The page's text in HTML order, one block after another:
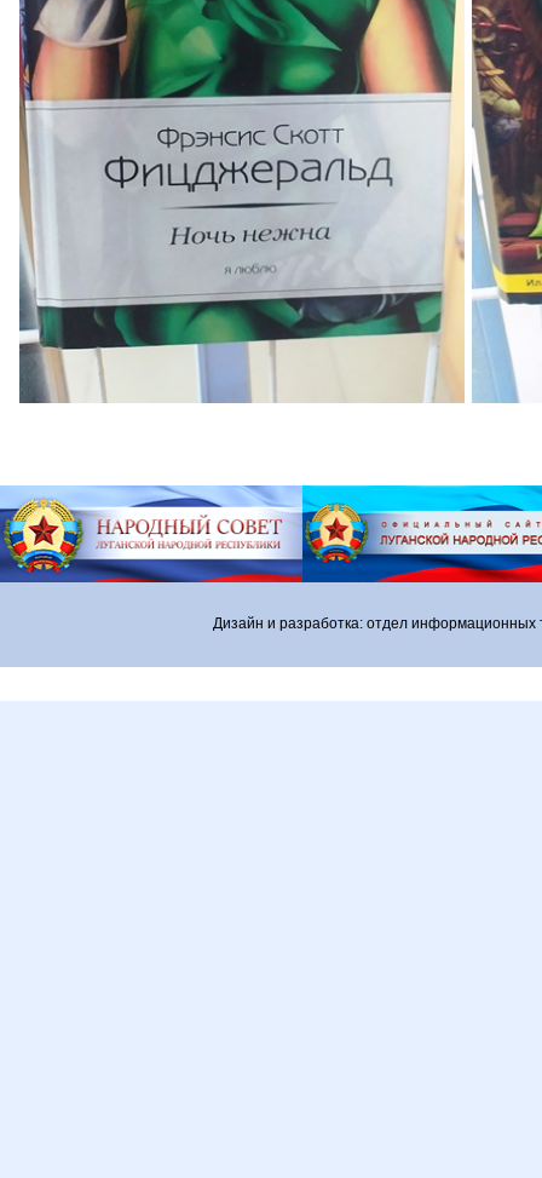
Дизайн и разработка: отдел информационных